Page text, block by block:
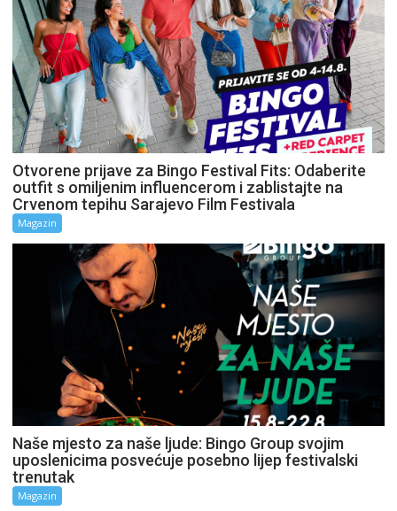
Otvorene prijave za Bingo Festival Fits: Odaberite
outfit s omiljenim influencerom i zablistajte na
Crvenom tepihu Sarajevo Film Festivala
Magazin
Naše mjesto za naše ljude: Bingo Group svojim
uposlenicima posvećuje posebno lijep festivalski
trenutak
Magazin